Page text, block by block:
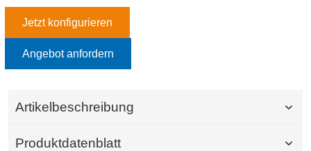
Jetzt konfigurieren
Angebot anfordern
Artikelbeschreibung
Produktdatenblatt